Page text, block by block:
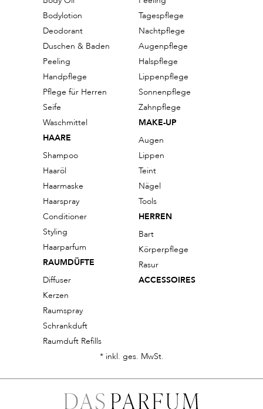
Bodylotion
Deodorant
Duschen & Baden
Peeling
Handpflege
Pflege für Herren
Seife
Waschmittel
HAARE
Shampoo
Haaröl
Haarmaske
Haarspray
Conditioner
Styling
Haarparfum
RAUMDÜFTE
Diffuser
Kerzen
Raumspray
Schrankduft
Raumduft Refills
Tagespflege
Nachtpflege
Augenpflege
Halspflege
Lippenpflege
Sonnenpflege
Zahnpflege
MAKE-UP
Augen
Lippen
Teint
Nägel
Tools
HERREN
Bart
Körperpflege
Rasur
ACCESSOIRES
* inkl. ges. MwSt.